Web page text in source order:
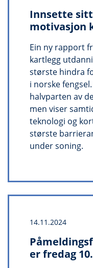
Innsette
motivasjon
Ein ny rapport
kartlegg
største hindra
i norske
halvparten av
men viser
teknologi og
største
under soning.
14.11.2024
er fredag